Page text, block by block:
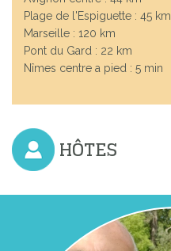
Plage de l'Espiguette : 45 km
Marseille : 120 km
Pont du Gard : 22 km
Nîmes centre a pied : 5 min
HÔTES